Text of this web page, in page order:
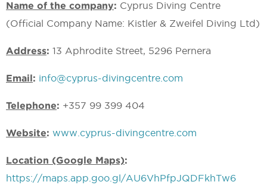
Name of the company: Cyprus Diving Centre
(Official Company Name: Kistler & Zweifel Diving Ltd)
Address: 13 Aphrodite Street, 5296 Pernera
Email: info@cyprus-divingcentre.com
Telephone: +357 99 399 404
Website: www.cyprus-divingcentre.com
Location (Google Maps):
https://maps.app.goo.gl/AU6VhPfpJQDFkhTw6